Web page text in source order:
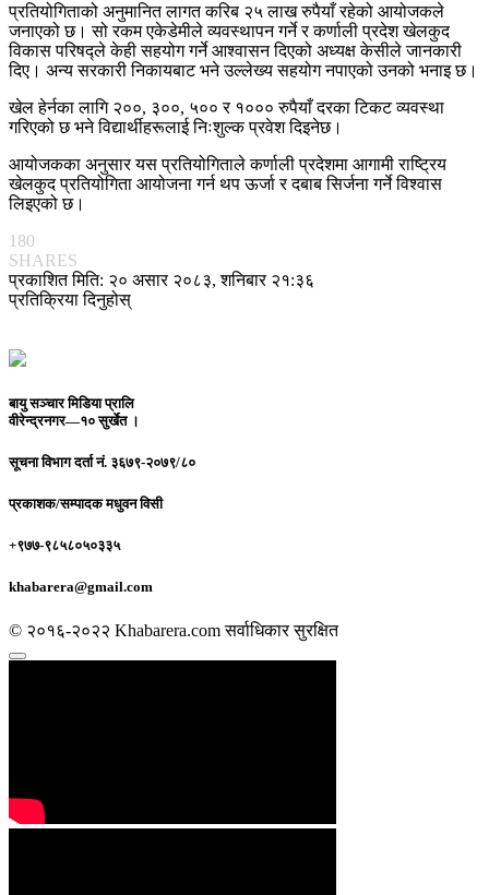
प्रतियोगिताको अनुमानित लागत करिब २५ लाख रुपैयाँ रहेको आयोजकले
जनाएको छ। सो रकम एकेडेमीले व्यवस्थापन गर्ने र कर्णाली प्रदेश खेलकुद
विकास परिषद्ले केही सहयोग गर्ने आश्वासन दिएको अध्यक्ष केसीले जानकारी
दिए। अन्य सरकारी निकायबाट भने उल्लेख्य सहयोग नपाएको उनको भनाइ छ।
खेल हेर्नका लागि २००, ३००, ५०० र १००० रुपैयाँ दरका टिकट व्यवस्था
गरिएको छ भने विद्यार्थीहरूलाई निःशुल्क प्रवेश दिइनेछ।
आयोजकका अनुसार यस प्रतियोगिताले कर्णाली प्रदेशमा आगामी राष्ट्रिय
खेलकुद प्रतियोगिता आयोजना गर्न थप ऊर्जा र दबाब सिर्जना गर्ने विश्वास
लिइएको छ।
180
SHARES
प्रकाशित मिति: २० असार २०८३, शनिबार २१:३६
प्रतिक्रिया दिनुहोस्
बायु सञ्चार मिडिया प्रालि
वीरेन्द्रनगर—१० सुर्खेत ।
सूचना विभाग दर्ता नं. ३६७९-२०७९/८०
प्रकाशक/सम्पादकमधुवन विसी
+९७७-९८५८०५०३३५
khabarera@gmail.com
© २०१६-२०२२ Khabarera.com सर्वाधिकार सुरक्षित